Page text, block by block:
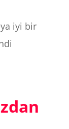
iyi bir